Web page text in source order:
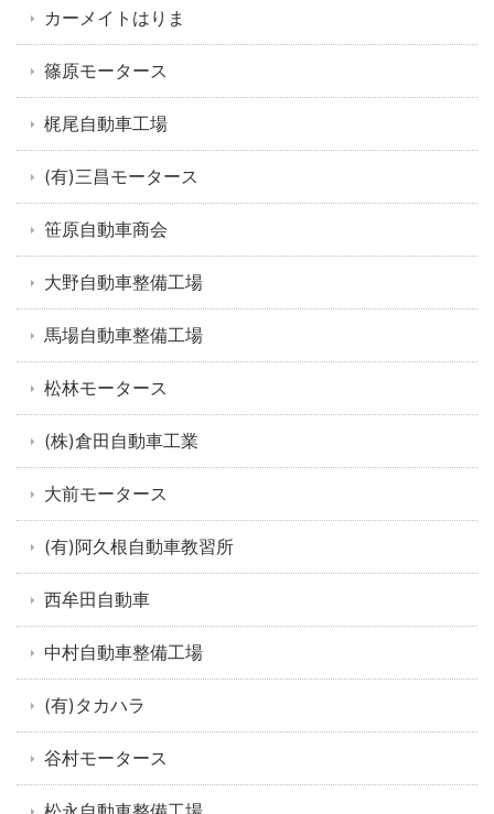
カーメイトはりま
篠原モータース
梶尾自動車工場
(有)三昌モータース
笹原自動車商会
大野自動車整備工場
馬場自動車整備工場
松林モータース
(株)倉田自動車工業
大前モータース
(有)阿久根自動車教習所
西牟田自動車
中村自動車整備工場
(有)タカハラ
谷村モータース